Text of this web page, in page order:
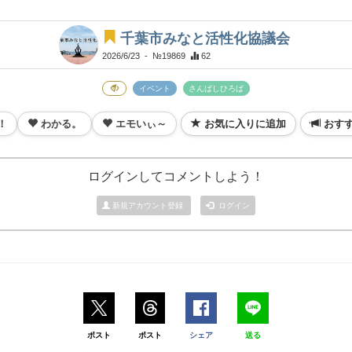
千葉市みなと活性化協議会
2026/6/23 - №19869 62
イベント さんばしひろば
わかる。 エモいぃ～ お気に入りに追加 おす
ログインしてコメントしよう！
新規アカウント登録 ログイン
ポスト ポスト シェア 送る